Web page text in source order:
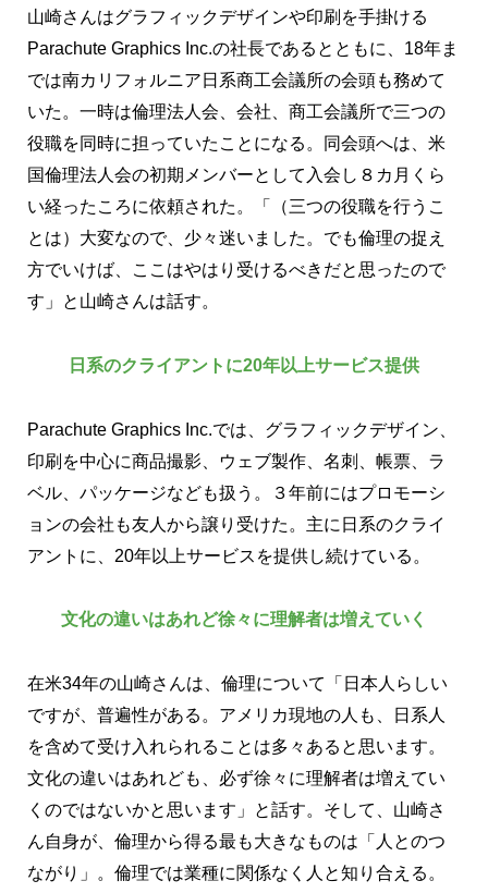
山崎さんはグラフィックデザインや印刷を手掛ける
Parachute Graphics Inc.の社長であるとともに、18年ま
では南カリフォルニア日系商工会議所の会頭も務めて
いた。一時は倫理法人会、会社、商工会議所で三つの
役職を同時に担っていたことになる。同会頭へは、米
国倫理法人会の初期メンバーとして入会し８カ月くら
い経ったころに依頼された。「（三つの役職を行うこ
とは）大変なので、少々迷いました。でも倫理の捉え
方でいけば、ここはやはり受けるべきだと思ったので
す」と山崎さんは話す。
日系のクライアントに20年以上サービス提供
Parachute Graphics Inc.では、グラフィックデザイン、
印刷を中心に商品撮影、ウェブ製作、名刺、帳票、ラ
ベル、パッケージなども扱う。３年前にはプロモーシ
ョンの会社も友人から譲り受けた。主に日系のクライ
アントに、20年以上サービスを提供し続けている。
文化の違いはあれど徐々に理解者は増えていく
在米34年の山崎さんは、倫理について「日本人らしい
ですが、普遍性がある。アメリカ現地の人も、日系人
を含めて受け入れられることは多々あると思います。
文化の違いはあれども、必ず徐々に理解者は増えてい
くのではないかと思います」と話す。そして、山崎さ
ん自身が、倫理から得る最も大きなものは「人とのつ
ながり」。倫理では業種に関係なく人と知り合える。